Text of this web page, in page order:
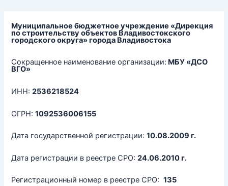
Муниципальное бюджетное учреждение «Дирекция
по строительству объектов Владивостокского
городского округа» города Владивостока
Сокращенное наименование организации: МБУ «ДСО
ВГО»
ИНН:2536218524
ОГРН:1092536006155
Дата государственной регистрации:10.08.2009 г.
Дата регистрации в реестре СРО:24.06.2010 г.
Регистрационный номер в реестре СРО:135